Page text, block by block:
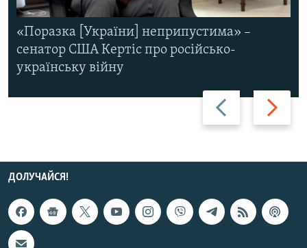
Назад Вперед
«Поразка [України] неприпустима» –
сенатор США Кертіс про російсько-
українську війну
ДОЛУЧАЙСЯ!